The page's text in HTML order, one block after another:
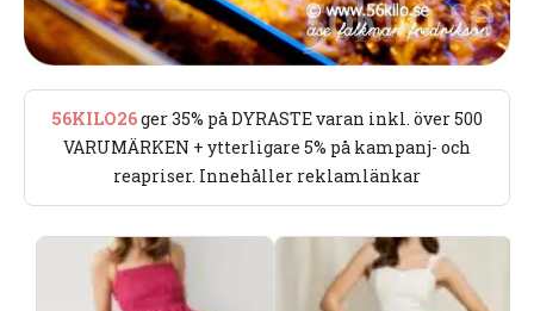
56KILO26ger 35% på DYRASTE varan inkl. över 500
VARUMÄRKEN + ytterligare 5% på kampanj- och
reapriser. Innehåller reklamlänkar